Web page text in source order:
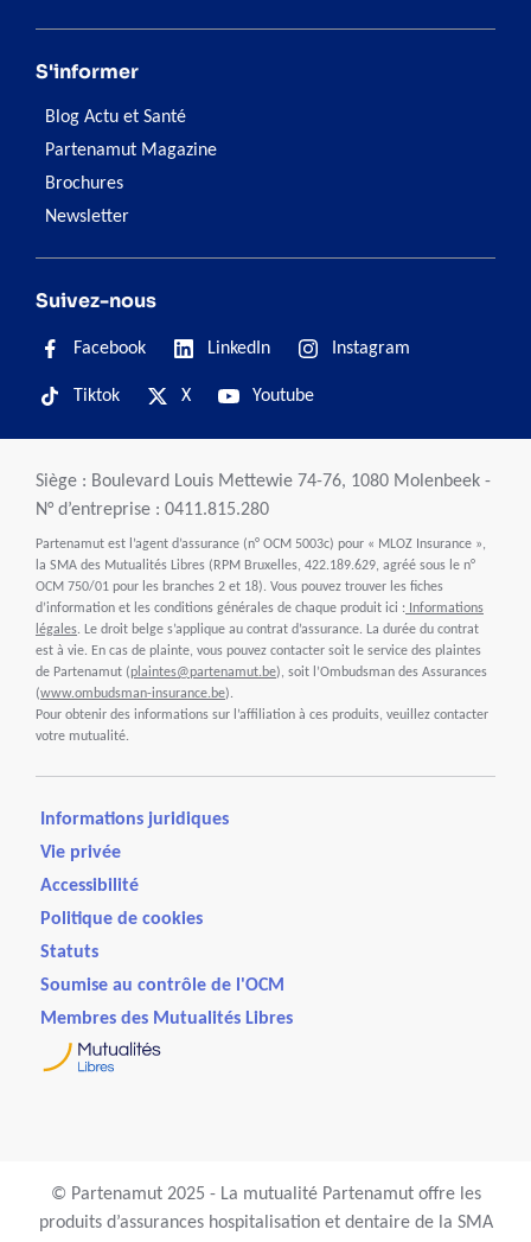
S'informer
Blog Actu et Santé
Partenamut Magazine
Brochures
Newsletter
Suivez-nous
Facebook LinkedIn Instagram
Tiktok X Youtube
Siège : Boulevard Louis Mettewie 74-76, 1080 Molenbeek -
N° d’entreprise : 0411.815.280
Partenamut est l’agent d’assurance (n° OCM 5003c) pour « MLOZ Insurance »,
la SMA des Mutualités Libres (RPM Bruxelles, 422.189.629, agréé sous le n°
OCM 750/01 pour les branches 2 et 18). Vous pouvez trouver les fiches
d’information et les conditions générales de chaque produit ici : Informations
légales. Le droit belge s’applique au contrat d’assurance. La durée du contrat
est à vie. En cas de plainte, vous pouvez contacter soit le service des plaintes
de Partenamut (plaintes@partenamut.be), soit l’Ombudsman des Assurances
(www.ombudsman-insurance.be).
Pour obtenir des informations sur l’affiliation à ces produits, veuillez contacter
votre mutualité.
Informations juridiques
Vie privée
Accessibilité
Politique de cookies
Statuts
Soumise au contrôle de l'OCM
Membres des Mutualités Libres
© Partenamut 2025 - La mutualité Partenamut offre les
produits d’assurances hospitalisation et dentaire de la SMA